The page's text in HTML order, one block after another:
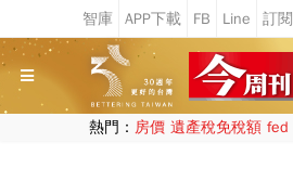
熱門： 房價 遺產稅免稅額 fed